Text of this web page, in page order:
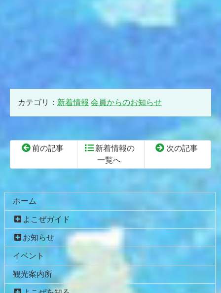
カテゴリ： 新着情報 会員からのお知らせ
前の記事
新着情報の
一覧へ
次の記事
ン
文
の
へ
ホーム
よこぜガイド
お知らせ
イベント
観光案内所